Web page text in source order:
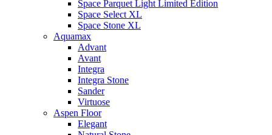
Space Parquet Light Limited Edition
Space Select XL
Space Stone XL
Aquamax
Advant
Avant
Integra
Integra Stone
Sander
Virtuose
Aspen Floor
Elegant